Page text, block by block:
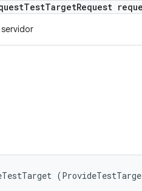
TestTargetRequest